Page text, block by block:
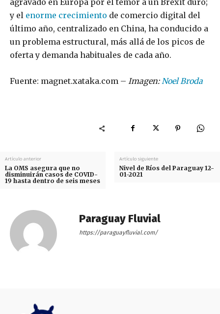
y el enorme crecimiento de comercio digital del
último año, centralizado en China, ha conducido a
un problema estructural, más allá de los picos de
oferta y demanda habituales de cada año.
Fuente: magnet.xataka.com – Imagen: Noel Broda
Artículo anterior
La OMS asegura que no
disminuirán casos de COVID-
19 hasta dentro de seis meses
Artículo siguiente
Nivel de Ríos del Paraguay 12-
01-2021
Paraguay Fluvial
https://paraguayfluvial.com/